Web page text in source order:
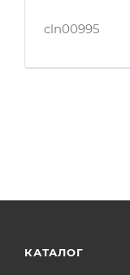
cln00995
КАТАЛОГ